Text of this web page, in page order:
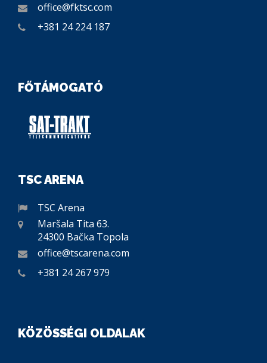
office@fktsc.com
+381 24 224 187
FŐTÁMOGATÓ
TSC ARENA
TSC Arena
Maršala Tita 63.
24300 Bačka Topola
office@tscarena.com
+381 24 267 979
KÖZÖSSÉGI OLDALAK